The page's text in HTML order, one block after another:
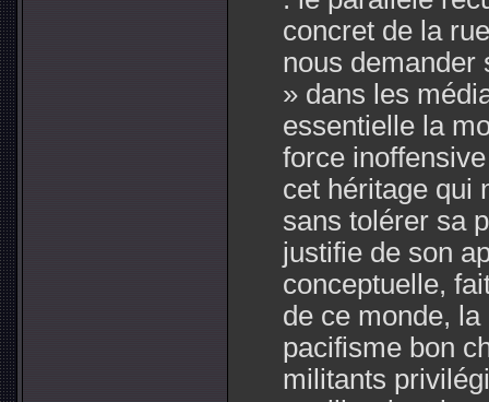
concret de la
nous demander
» dans les
essentielle la
force
cet héritage qui
sans tolérer sa
justifie de son
conceptuelle,
de ce monde,
pacifisme bon
militants